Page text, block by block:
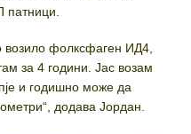
патници.
возило фолксфаген ИД4,
за 4 години. Јас возам
и годишно може да
додава Јордан.